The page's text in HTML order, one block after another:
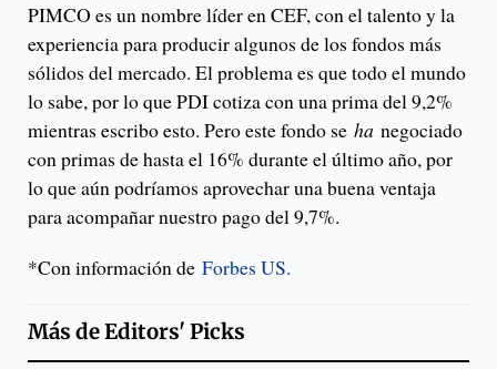
PIMCO es un nombre líder en CEF, con el talento y la
experiencia para producir algunos de los fondos más
sólidos del mercado. El problema es que todo el mundo
lo sabe, por lo que PDI cotiza con una prima del 9,2%
mientras escribo esto. Pero este fondo se ha negociado
con primas de hasta el 16% durante el último año, por
lo que aún podríamos aprovechar una buena ventaja
para acompañar nuestro pago del 9,7%.
*Con información de Forbes US.
Más deEditors' Picks